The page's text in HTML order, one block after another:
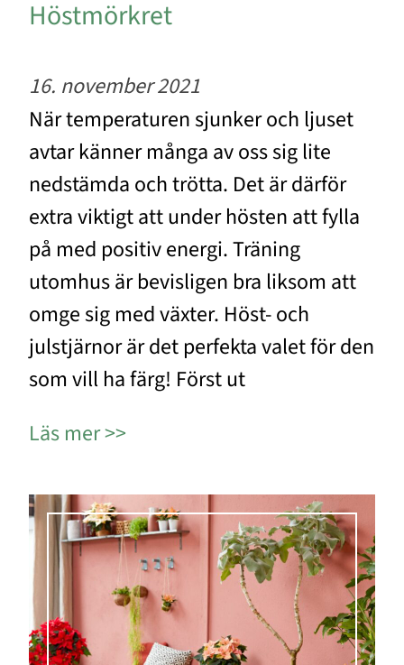
Höstmörkret
16. november 2021
När temperaturen sjunker och ljuset
avtar känner många av oss sig lite
nedstämda och trötta. Det är därför
extra viktigt att under hösten att fylla
på med positiv energi. Träning
utomhus är bevisligen bra liksom att
omge sig med växter. Höst- och
julstjärnor är det perfekta valet för den
som vill ha färg! Först ut
Läs mer